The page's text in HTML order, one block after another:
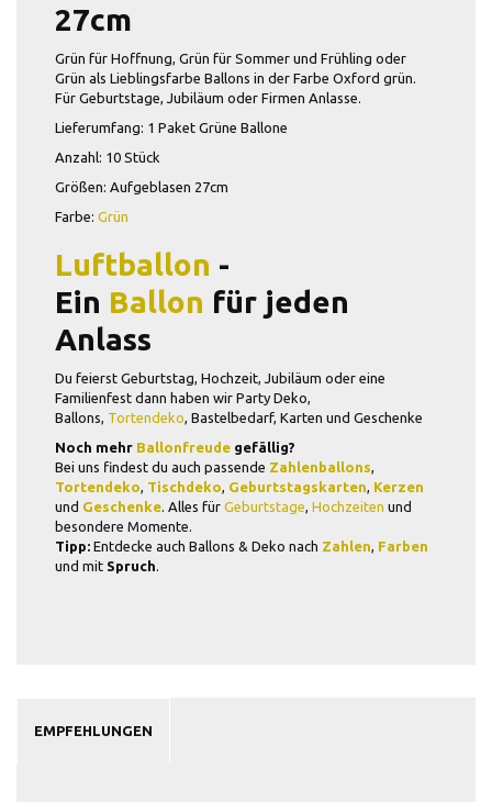
27cm
Grün für Hoffnung, Grün für Sommer und Frühling oder
Grün als Lieblingsfarbe Ballons in der Farbe Oxford grün.
Für Geburtstage, Jubiläum oder Firmen Anlasse.
Lieferumfang: 1 Paket Grüne Ballone
Anzahl: 10 Stück
Größen: Aufgeblasen 27cm
Farbe: Grün
Luftballon -
Ein Ballon für jeden
Anlass
Du feierst Geburtstag, Hochzeit, Jubiläum oder eine
Familienfest dann haben wir Party Deko,
Ballons, Tortendeko, Bastelbedarf, Karten und Geschenke
Noch mehr Ballonfreude gefällig?
Bei uns findest du auch passende Zahlenballons,
Tortendeko, Tischdeko, Geburtstagskarten, Kerzen
und Geschenke. Alles für Geburtstage, Hochzeiten und
besondere Momente.
Tipp: Entdecke auch Ballons & Deko nach Zahlen, Farben
und mit Spruch.
EMPFEHLUNGEN